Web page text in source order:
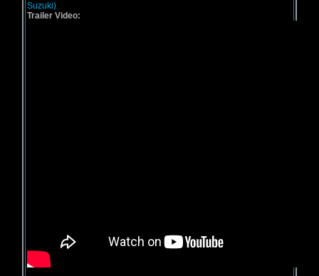
Suzuki)
Trailer Video: